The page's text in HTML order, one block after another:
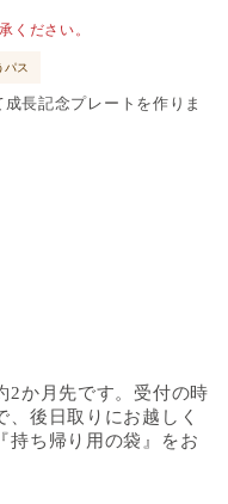
ください。
パス
長記念プレートを作りま
2か月先です。受付の時
、後日取りにお越しく
持ち帰り用の袋』をお